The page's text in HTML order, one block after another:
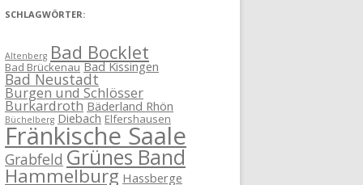
SCHLAGWÖRTER:
Altenberg Bad Bocklet
Bad Brückenau Bad Kissingen
Bad Neustadt
Burgen und Schlösser
Burkardroth Bäderland Rhön
Büchelberg Diebach Elfershausen
Fränkische Saale
Grabfeld Grünes Band
Hammelburg Hassberge